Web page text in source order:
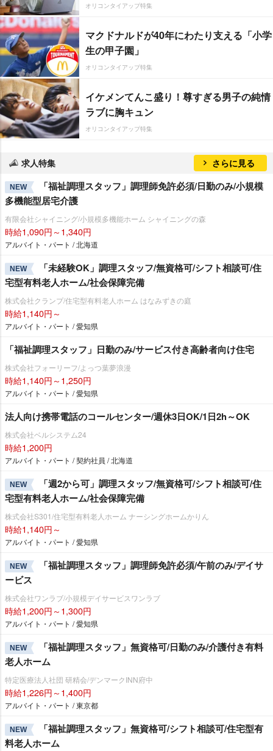
オリコンタイアップ特集
マクドナルドが40年にわたり支える「小学
生の甲子園」
オリコンタイアップ特集
イケメンてんこ盛り！尊すぎる男子の純情
ラブに胸キュン
オリコンタイアップ特集
求人特集 さらに見る
NEW
「福祉調理スタッフ」調理師免許必須/日勤のみ/小規模
多機能型居宅介護
有限会社シャイニング/小規模多機能ホーム シャイニングの森
時給1,090円～1,340円
アルバイト・パート / 北海道
NEW
「未経験OK」調理スタッフ/無資格可/シフト相談可/住
宅型有料老人ホーム/社会保障完備
株式会社クランプ/住宅型有料老人ホーム はなみずきの庭
時給1,140円～
アルバイト・パート / 愛知県
「福祉調理スタッフ」日勤のみ/サービス付き高齢者向け住宅
株式会社フォーリーフ/よっつ葉夢浪漫
時給1,140円～1,250円
アルバイト・パート / 愛知県
法人向け携帯電話のコールセンター/週休3日OK/1日2h～OK
株式会社ベルシステム24
時給1,200円
アルバイト・パート / 契約社員 / 北海道
NEW
「週2から可」調理スタッフ/無資格可/シフト相談可/住
宅型有料老人ホーム/社会保障完備
株式会社S301/住宅型有料老人ホーム ナーシングホームかりん
時給1,140円～
アルバイト・パート / 愛知県
NEW
「福祉調理スタッフ」調理師免許必須/午前のみ/デイサ
ービス
株式会社ワンラブ/小規模デイサービスワンラブ
時給1,200円～1,300円
アルバイト・パート / 愛知県
NEW
「福祉調理スタッフ」無資格可/日勤のみ/介護付き有料
老人ホーム
特定医療法人社団 研精会/デンマークINN府中
時給1,226円～1,400円
アルバイト・パート / 東京都
NEW
「福祉調理スタッフ」無資格可/シフト相談可/住宅型有
料老人ホーム